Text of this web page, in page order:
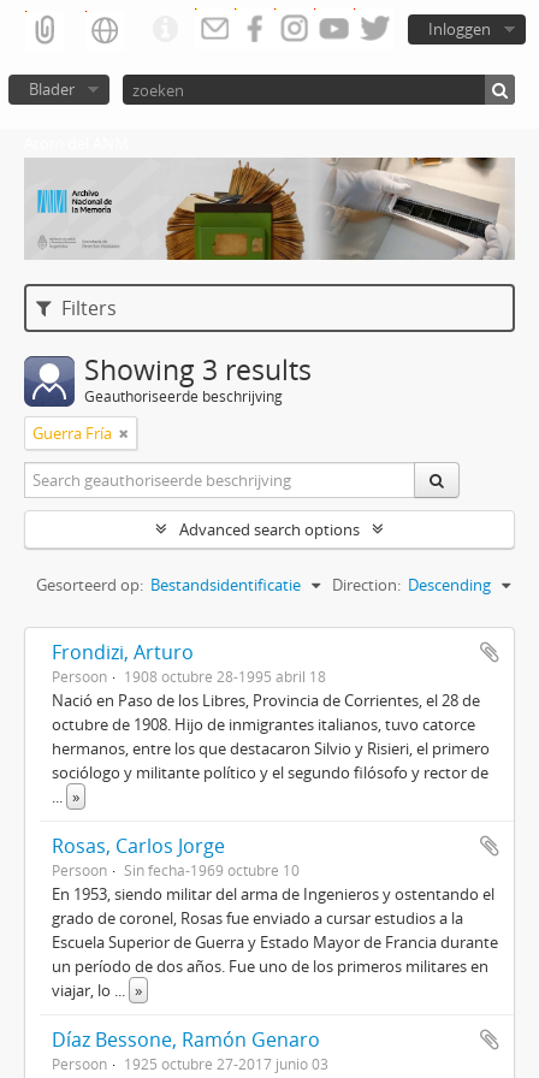
Inloggen
Blader
Filters
Showing 3 results
Geauthoriseerde beschrijving
Guerra Fría
Advanced search options
Gesorteerd op: Bestandsidentificatie Direction: Descending
Frondizi, Arturo
Persoon 1908 octubre 28-1995 abril 18
Nació en Paso de los Libres, Provincia de Corrientes, el 28 de
octubre de 1908. Hijo de inmigrantes italianos, tuvo catorce
hermanos, entre los que destacaron Silvio y Risieri, el primero
sociólogo y militante político y el segundo filósofo y rector de
... »
Rosas, Carlos Jorge
Persoon Sin fecha-1969 octubre 10
En 1953, siendo militar del arma de Ingenieros y ostentando el
grado de coronel, Rosas fue enviado a cursar estudios a la
Escuela Superior de Guerra y Estado Mayor de Francia durante
un período de dos años. Fue uno de los primeros militares en
viajar, lo ... »
Díaz Bessone, Ramón Genaro
Persoon 1925 octubre 27-2017 junio 03